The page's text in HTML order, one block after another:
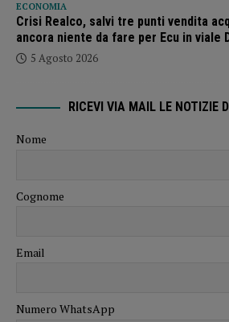
ECONOMIA
Crisi Realco, salvi tre punti vendita
ancora niente da fare per Ecu in viale
5 Agosto 2026
RICEVI VIA MAIL LE NOTIZIE
Nome
Cognome
Email
Numero WhatsApp